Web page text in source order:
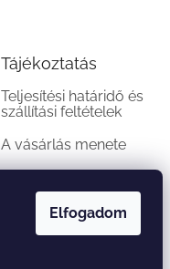
Elfogadom
Tájékoztatás
Teljesítési határidő és
szállítási feltételek
A vásárlás menete